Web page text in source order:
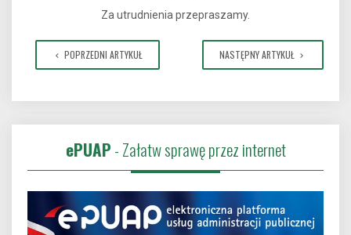
Za utrudnienia przepraszamy.
POPRZEDNI ARTYKUŁ NASTĘPNY ARTYKUŁ
ePUAP- Załatw sprawę przez internet